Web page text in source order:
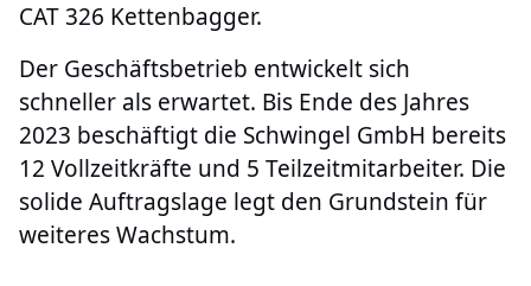
CAT 326 Kettenbagger.
Der Geschäftsbetrieb entwickelt sich
schneller als erwartet. Bis Ende des Jahres
2023 beschäftigt die Schwingel GmbH bereits
12 Vollzeitkräfte und 5 Teilzeitmitarbeiter. Die
solide Auftragslage legt den Grundstein für
weiteres Wachstum.